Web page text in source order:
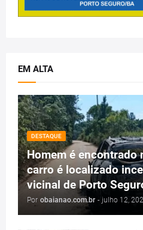
EM ALTA
DESTAQUE
Homem é encontrado
carro é localizado
vicinal de Porto
Por obaianao.com.br - julho 12,